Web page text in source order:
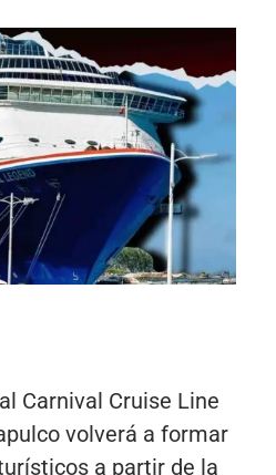
Carnival Cruise Line
volverá a formar
a partir de la